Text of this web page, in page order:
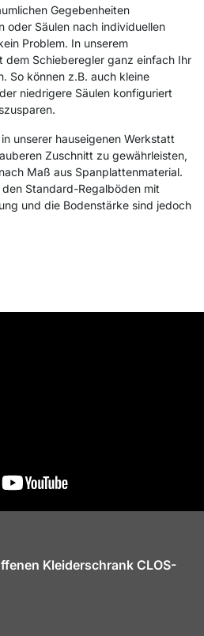
Gegebenheiten
oder Säulen nach individuellen
Problem. In unserem
dem Schieberegler ganz einfach Ihr
So können z.B. auch kleine
niedrigere Säulen konfiguriert
unserer hauseigenen Werkstatt
Zuschnitt zu gewährleisten,
Maß aus Spanplattenmaterial.
Standard-Regalböden mit
und die Bodenstärke sind jedoch
Kleiderschrank CLOS-